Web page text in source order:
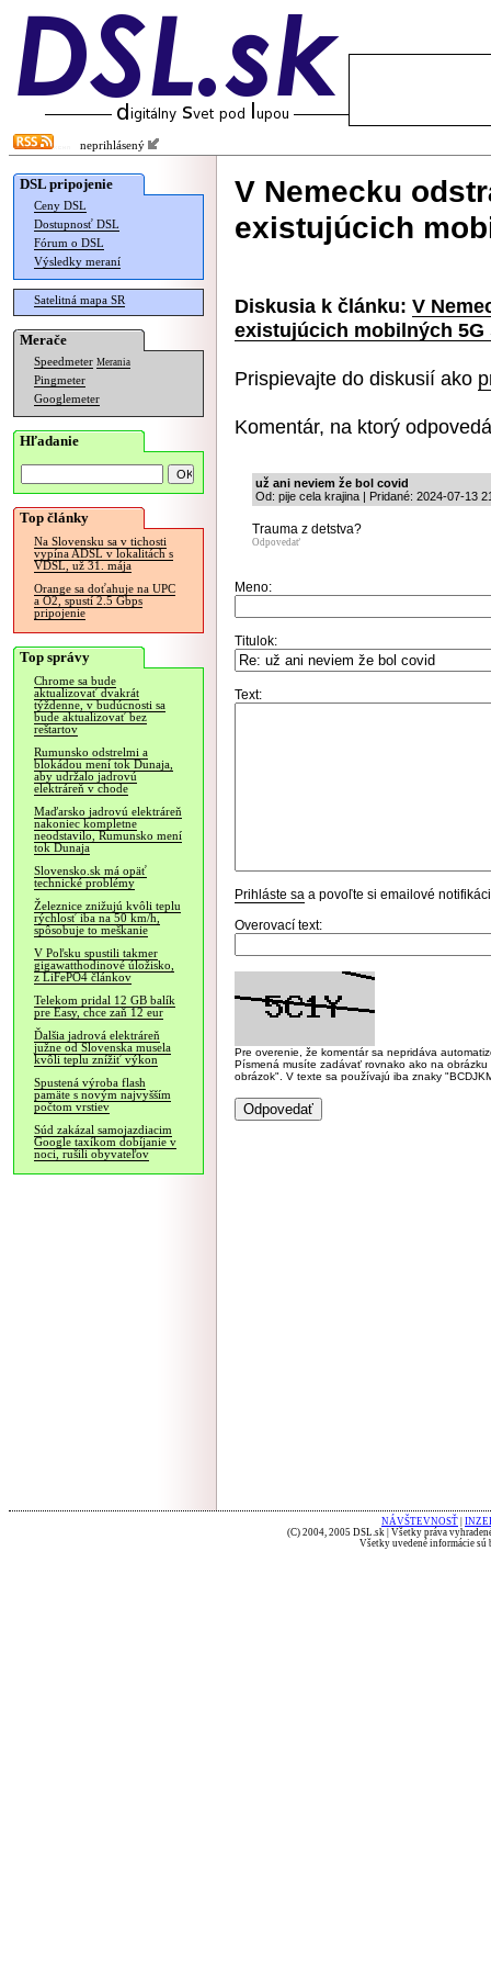
neprihlásený
DSL pripojenie
Ceny DSL
Dostupnosť DSL
Fórum o DSL
Výsledky meraní
Satelitná mapa SR
Merače
Speedmeter Merania
Pingmeter
Googlemeter
Hľadanie
Top články
Na Slovensku sa v tichosti
vypína ADSL v lokalitách s
VDSL, už 31. mája
Orange sa doťahuje na UPC
a O2, spustí 2.5 Gbps
pripojenie
Top správy
Chrome sa bude
aktualizovať dvakrát
týždenne, v budúcnosti sa
bude aktualizovať bez
reštartov
Rumunsko odstrelmi a
blokádou mení tok Dunaja,
aby udržalo jadrovú
elektráreň v chode
Maďarsko jadrovú elektráreň
nakoniec kompletne
neodstavilo, Rumunsko mení
tok Dunaja
Slovensko.sk má opäť
technické problémy
Železnice znižujú kvôli teplu
rýchlosť iba na 50 km/h,
spôsobuje to meškanie
V Poľsku spustili takmer
gigawatthodinové úložisko,
z LiFePO4 článkov
Telekom pridal 12 GB balík
pre Easy, chce zaň 12 eur
Ďalšia jadrová elektráreň
južne od Slovenska musela
kvôli teplu znížiť výkon
Spustená výroba flash
pamäte s novým najvyšším
počtom vrstiev
Súd zakázal samojazdiacim
Google taxíkom dobíjanie v
noci, rušili obyvateľov
V Nemecku
existujúcich
Diskusia k článku: V
existujúcich mobilných 5G
Prispievajte do diskusií ako
Komentár, na ktorý
už ani neviem že bol covid
Od: pije cela krajina | Pridané: 2024-07-13
Trauma z detstva?
Odpovedať
Meno:
Titulok:
Text:
Prihláste sa a povoľte si emailové
Overovací text:
Pre overenie, že komentár sa nepridáva
Písmená musíte zadávať rovnako ako na
obrázok". V texte sa používajú iba znaky
NÁVŠTEVNOSŤ
(C) 2004, 2005 DSL.sk | Všetky práva
Všetky uvedené informácie sú